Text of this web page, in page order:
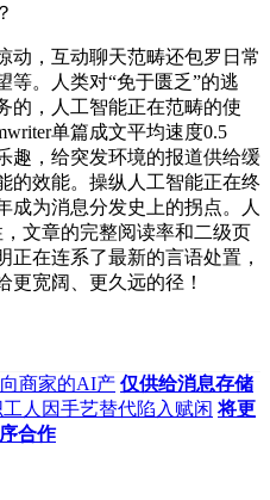
，互动聊天范畴还包罗日常
等。人类对“免于匮乏”的逃
的，人工智能正在范畴的使
单篇成文平均速度0.5
趣，给突发环境的报道供给缓
的效能。操纵人工智能正在终
成为消息分发史上的拐点。人
文章的完整阅读率和二级页
在连系了最新的言语处置，
更宽阔、更久远的径！
商家的AI产 仅供给消息存储
工人因手艺替代陷入赋闲 将更
合作